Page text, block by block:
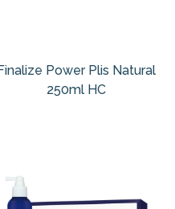
Power Plis Natural
250ml HC